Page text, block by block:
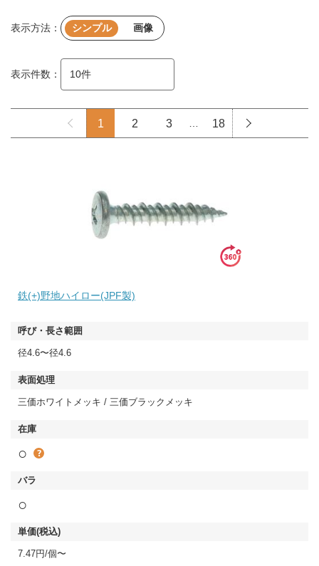
表示方法： シンプル 画像
表示件数：
1 2 3 18
鉄(+)野地ハイロー(JPF製)
径4.6〜径4.6
三価ホワイトメッキ / 三価ブラックメッキ
○
○
7.47円/個〜